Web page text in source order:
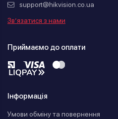
support@hikvision.co.ua
Зв’язатися з нами
Приймаємо до оплати
Інформація
Умови обміну та повернення